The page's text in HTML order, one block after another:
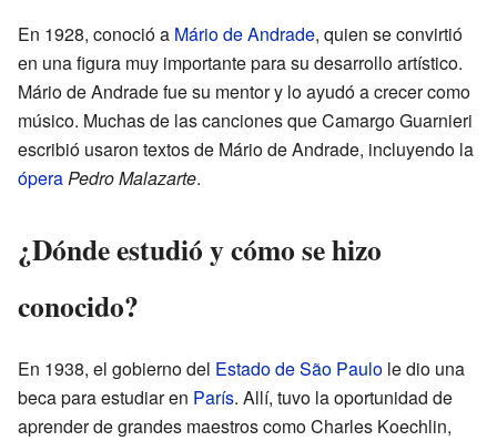
En 1928, conoció a Mário de Andrade, quien se convirtió
en una figura muy importante para su desarrollo artístico.
Mário de Andrade fue su mentor y lo ayudó a crecer como
músico. Muchas de las canciones que Camargo Guarnieri
escribió usaron textos de Mário de Andrade, incluyendo la
óperaPedro Malazarte.
¿Dónde estudió y cómo se hizo
conocido?
En 1938, el gobierno del Estado de São Paulo le dio una
beca para estudiar en París. Allí, tuvo la oportunidad de
aprender de grandes maestros como Charles Koechlin,